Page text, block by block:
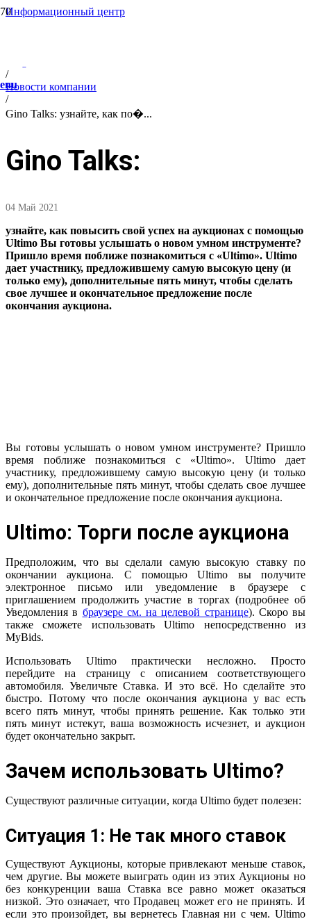
Информационный центр
/
Новости компании
/
Gino Talks: узнайте, как по�...
Gino Talks:
04 Май 2021
узнайте, как повысить свой успех на аукционах с помощью
Ultimo Вы готовы услышать о новом умном инструменте?
Пришло время поближе познакомиться с «Ultimo». Ultimo
дает участнику, предложившему самую высокую цену (и
только ему), дополнительные пять минут, чтобы сделать
свое лучшее и окончательное предложение после
окончания аукциона.
Вы готовы услышать о новом умном инструменте? Пришло
время поближе познакомиться с «Ultimo». Ultimo дает
участнику, предложившему самую высокую цену (и только
ему), дополнительные пять минут, чтобы сделать свое лучшее
и окончательное предложение после окончания аукциона.
Ultimo: Торги после аукциона
Предположим, что вы сделали самую высокую ставку по
окончании аукциона. С помощью Ultimo вы получите
электронное письмо или уведомление в браузере с
приглашением продолжить участие в торгах (подробнее об
Уведомления в браузере см. на целевой странице). Скоро вы
также сможете использовать Ultimo непосредственно из
MyBids.
Использовать Ultimo практически несложно. Просто
перейдите на страницу с описанием соответствующего
автомобиля. Увеличьте Ставка. И это всё. Но сделайте это
быстро. Потому что после окончания аукциона у вас есть
всего пять минут, чтобы принять решение. Как только эти
пять минут истекут, ваша возможность исчезнет, и аукцион
будет окончательно закрыт.
Зачем использовать Ultimo?
Существуют различные ситуации, когда Ultimo будет полезен:
Ситуация 1: Не так много ставок
Существуют Аукционы, которые привлекают меньше ставок,
чем другие. Вы можете выиграть один из этих Аукционы но
без конкуренции ваша Ставка все равно может оказаться
низкой. Это означает, что Продавец может его не принять. И
если это произойдет, вы вернетесь Главная ни с чем. Ultimo